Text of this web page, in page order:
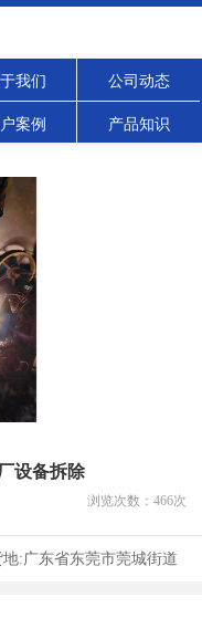
我们 公司动态
案例 产品知识
设备拆除
浏览次数： 466次
地:广东省东莞市莞城街道